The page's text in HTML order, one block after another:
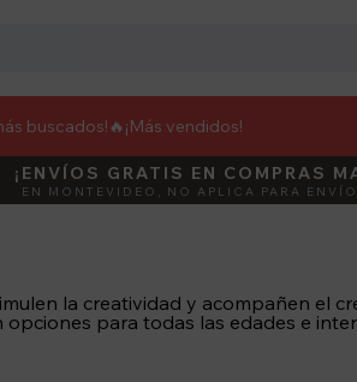
buscados!🔥 ¡Más vendidos!
¡ENVÍOS GRATIS EN COMPRAS
EN MONTEVIDEO, NO APLICA PARA
la creatividad y acompañen el
para todas las edades e